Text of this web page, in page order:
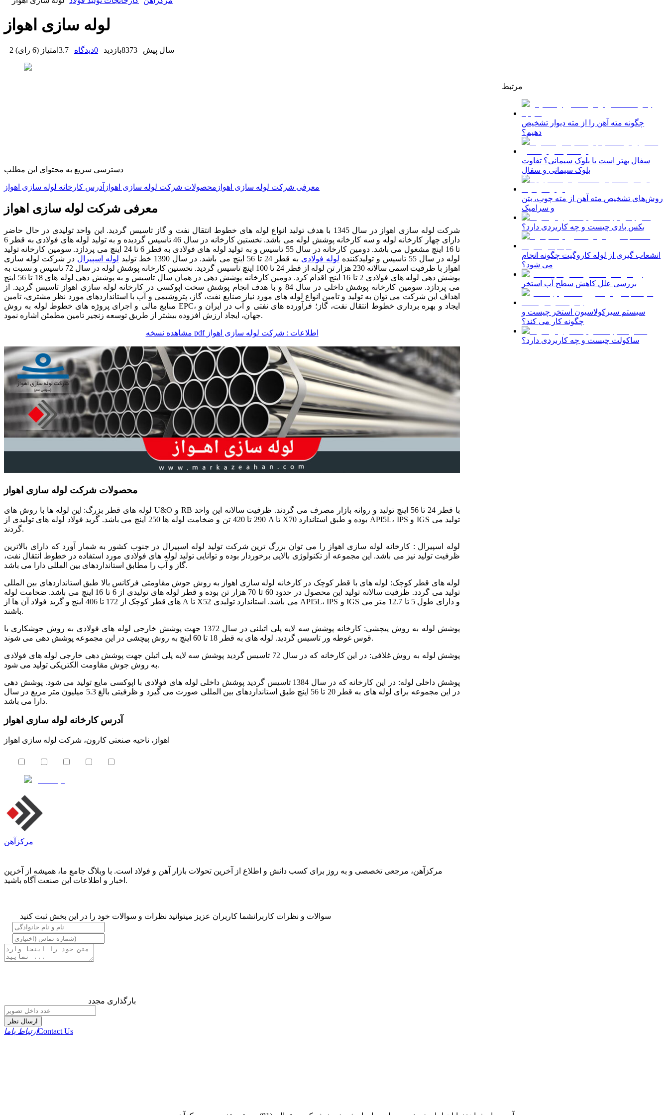
لوله سازی اهواز
2 سال پیش 8373بازدید 0دیدگاه 3.7 امتیاز (6 رای )
دسترسی سریع به محتوای این مطلب
معرفی شرکت لوله سازی اهواز محصولات شرکت لوله سازی اهواز آدرس کارخانه لوله سازی اهواز
معرفی شرکت لوله سازی اهواز
شرکت لوله سازی اهواز در سال 1345 با هدف تولید انواع لوله های خطوط انتقال نفت و گاز تاسیس گردید. این واحد تولیدی در حال حاضر
دارای چهار کارخانه لوله و سه کارخانه پوشش لوله می باشد. نخستین کارخانه در سال 46 تاسیس گردیده و به تولید لوله های فولادی به قطر 6
تا 16 اینچ مشغول می باشد. دومین کارخانه در سال 55 تاسیس و به تولید لوله های فولادی به قطر 6 تا 24 اینچ می پردازد. سومین کارخانه تولید
لوله در سال 55 تاسیس و تولیدکننده
لوله فولادی به قطر 24 تا 56 اینچ می باشد. در سال 1390 خط تولید لوله اسپیرال در شرکت لوله سازی
اهواز با ظرفیت اسمی سالانه 230 هزار تن لوله از قطر 24 تا 100 اینچ تاسیس گردید. نخستین کارخانه پوشش لوله در سال 72 تاسیس و نسبت به
پوشش دهی لوله های فولادی 2 تا 16 اینچ اقدام کرد. دومین کارخانه پوشش دهی در همان سال تاسیس و به پوشش دهی لوله های 18 تا 56 اینچ
می پردازد. سومین کارخانه پوشش داخلی در سال 84 و با هدف انجام پوشش سخت اپوکسی در کارخانه لوله سازی اهواز تاسیس گردید. از
اهداف این شرکت می توان به تولید و تامین انواع لوله های مورد نیاز صنایع نفت، گاز، پتروشیمی و آب با استانداردهای مورد نظر مشتری، تامین
منابع مالی و اجرای پروژه های خطوط لوله به روش EPC، ایجاد و بهره برداری خطوط انتقال نفت، گاز؛ فرآورده های نفتی و آب در ایران و
جهان، ایجاد ارزش افزوده بیشتر از طریق توسعه زنجیر تامین مطمئن اشاره نمود.
مشاهده نسخه pdf اطلاعات : شرکت لوله سازی اهواز
محصولات شرکت لوله سازی اهواز
لوله های قطر بزرگ: این لوله ها با روش های U&O و RB با قطر 24 تا 56 اینچ تولید و روانه بازار مصرف می گردند. ظرفیت سالانه این واحد
290 تا 420 تن و ضخامت لوله ها 250 اینچ می باشد. گرید فولاد لوله های تولیدی از A تا X70 بوده و طبق استاندارد API5L، IPS و IGS تولید می
گردند.
لوله اسپیرال : کارخانه لوله سازی اهواز را می توان بزرگ ترین شرکت تولید لوله اسپیرال در جنوب کشور به شمار آورد که دارای بالاترین
ظرفیت تولید نیز می باشد. این مجموعه از تکنولوژی بالایی برخوردار بوده و توانایی تولید لوله های فولادی مورد استفاده در خطوط انتقال نفت،
گاز و آب را مطابق استانداردهای بین المللی دارا می باشد.
لوله های قطر کوچک: لوله های با قطر کوچک در کارخانه لوله سازی اهواز به روش جوش مقاومتی فرکانس بالا طبق استانداردهای بین المللی
تولید می گردد. ظرفیت سالانه تولید این محصول در حدود 60 تا 70 هزار تن بوده و قطر لوله های تولیدی از 6 تا 16 اینچ می باشد. ضخامت لوله
های قطر کوچک از 172 تا 406 اینچ و گرید فولاد آن ها از A تا X52 می باشد. استاندارد تولیدی API5L، IPS و IGS و دارای طول 5 تا 12.7 متر می
باشند.
پوشش لوله به روش پیچشی: کارخانه پوشش سه لایه پلی اتیلنی در سال 1372 جهت پوشش خارجی لوله های فولادی به روش جوشکاری با
قوس غوطه ور تاسیس گردید. لوله های به قطر 18 تا 60 اینچ به روش پیچشی در این مجموعه پوشش دهی می شوند.
پوشش لوله به روش غلافی: در این کارخانه که در سال 72 تاسیس گردید پوشش سه لایه پلی اتیلن جهت پوشش دهی خارجی لوله های فولادی
به روش جوش مقاومت الکتریکی تولید می شود.
پوشش داخلی لوله: در این کارخانه که در سال 1384 تاسیس گردید پوشش داخلی لوله های فولادی با اپوکسی مایع تولید می شود. پوشش دهی
در این مجموعه برای لوله های به قطر 20 تا 56 اینچ طبق استانداردهای بین المللی صورت می گیرد و ظرفیتی بالغ 5.3 میلیون متر مربع در سال
دارا می باشد.
آدرس کارخانه لوله سازی اهواز
اهواز، ناحیه صنعتی کارون، شرکت لوله سازی اهواز
مرکزآهن
مرکزآهن، مرجعی تخصصی و به روز برای کسب دانش و اطلاع از آخرین تحولات بازار آهن و فولاد است. با وبلاگ جامع ما، همیشه از آخرین
اخبار و اطلاعات این صنعت آگاه باشید.
مرتبط
چگونه مته آهن را از مته دیوار تشخیص
دهیم؟
سفال بهتر است یا بلوک سیمانی؟ تفاوت
بلوک سیمانی و سفال
روش‌های تشخیص مته آهن از مته چوب، بتن
و سرامیک
بکس بادی چیست و چه کاربردی دارد؟
انشعاب گیری از لوله کاروگیت چگونه انجام
می شود؟
بررسی علل کاهش سطح آب استخر
سیستم سیرکولاسیون استخر چیست و
چگونه کار می کند؟
ساکولت چیست و چه کاربردی دارد؟
سوالات و نظرات کاربرانشما کاربران عزیز میتوانید نظرات و سوالات خود را در این بخش ثبت کنید
بارگذاری مجدد
ارسال نظر
ارتباط باماContact Us